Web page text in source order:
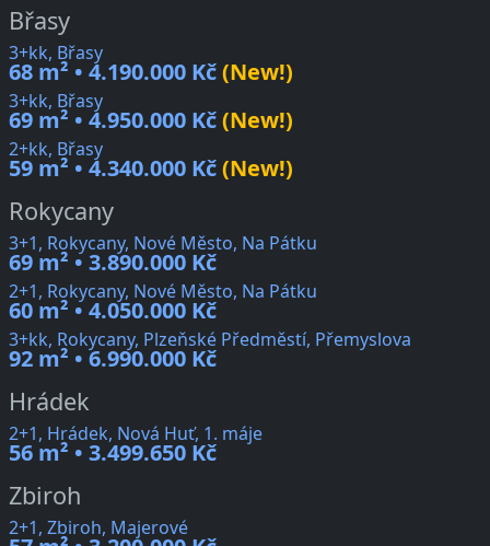
Břasy
3+kk, Břasy
68 m² • 4.190.000 Kč(New!)
3+kk, Břasy
69 m² • 4.950.000 Kč(New!)
2+kk, Břasy
59 m² • 4.340.000 Kč(New!)
Rokycany
3+1, Rokycany, Nové Město, Na Pátku
69 m² • 3.890.000 Kč
2+1, Rokycany, Nové Město, Na Pátku
60 m² • 4.050.000 Kč
3+kk, Rokycany, Plzeňské Předměstí, Přemyslova
92 m² • 6.990.000 Kč
Hrádek
2+1, Hrádek, Nová Huť, 1. máje
56 m² • 3.499.650 Kč
Zbiroh
2+1, Zbiroh, Majerové